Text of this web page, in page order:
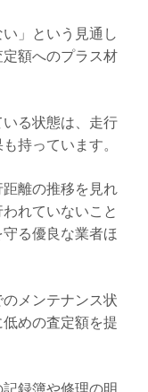
」という見通し
額へのプラス材
る状態は、走行
持っています。
離の推移を見れ
れていないこと
る優良な業者ほ
メンテナンス状
めの査定額を提
録簿や修理の明